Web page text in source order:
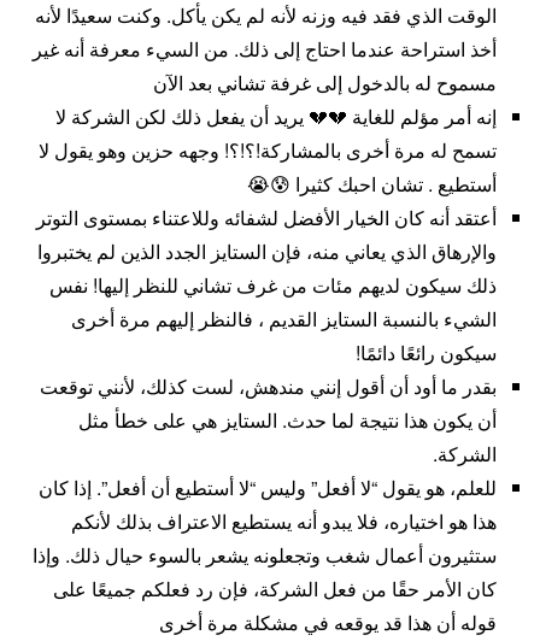
الوقت الذي فقد فيه وزنه لأنه لم يكن يأكل. وكنت سعيدًا لأنه
أخذ استراحة عندما احتاج إلى ذلك. من السيء معرفة أنه غير
مسموح له بالدخول إلى غرفة تشاني بعد الآن
إنه أمر مؤلم للغاية 💔💔 يريد أن يفعل ذلك لكن الشركة لا
تسمح له مرة أخرى بالمشاركة!؟!؟! وجهه حزين وهو يقول لا
أستطيع . تشان احبك كثيرا 😰😭
أعتقد أنه كان الخيار الأفضل لشفائه وللاعتناء بمستوى التوتر
والإرهاق الذي يعاني منه، فإن الستايز الجدد الذين لم يختبروا
ذلك سيكون لديهم مئات من غرف تشاني للنظر إليها! نفس
الشيء بالنسبة الستايز القديم ، فالنظر إليهم مرة أخرى
سيكون رائعًا دائمًا!
بقدر ما أود أن أقول إنني مندهش، لست كذلك، لأنني توقعت
أن يكون هذا نتيجة لما حدث. الستايز هي على خطأ مثل
الشركة.
للعلم، هو يقول “لا أفعل” وليس “لا أستطيع أن أفعل”. إذا كان
هذا هو اختياره، فلا يبدو أنه يستطيع الاعتراف بذلك لأنكم
ستثيرون أعمال شغب وتجعلونه يشعر بالسوء حيال ذلك. وإذا
كان الأمر حقًا من فعل الشركة، فإن رد فعلكم جميعًا على
قوله أن هذا قد يوقعه في مشكلة مرة أخرى